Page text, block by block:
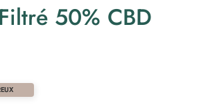
50% CBD